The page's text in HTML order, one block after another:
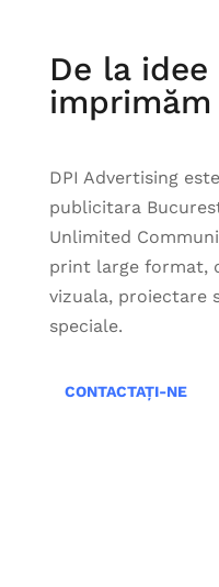
De la
DPI Advertising
publicitara
Unlimited
print large format,
vizuala, proiectare
speciale.
CONTACTAȚI-NE